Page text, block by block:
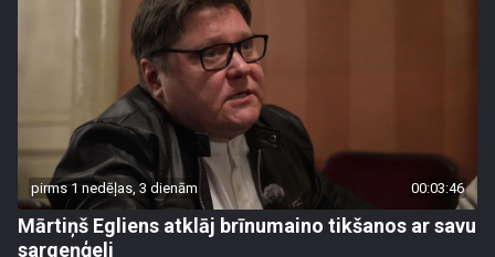
pirms 1 nedēļas, 3 dienām 00:03:46
Mārtiņš Egliens atklāj brīnumaino tikšanos ar savu
sargeņģeli